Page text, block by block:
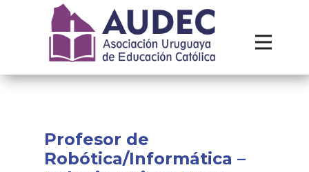
Institucional
Recursos
Profesor de
Robótica/Informática –